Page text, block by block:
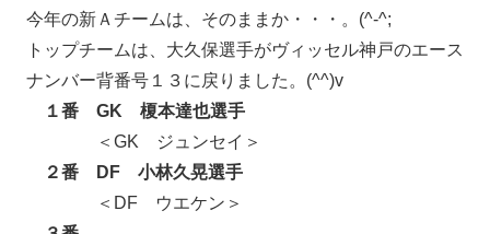
今年の新Ａチームは、そのままか・・・。(^-^;
トップチームは、大久保選手がヴィッセル神戸のエース
ナンバー背番号１３に戻りました。(^^)v
１番 GK 榎本達也選手
＜GK ジュンセイ＞
２番 DF 小林久晃選手
＜DF ウエケン＞